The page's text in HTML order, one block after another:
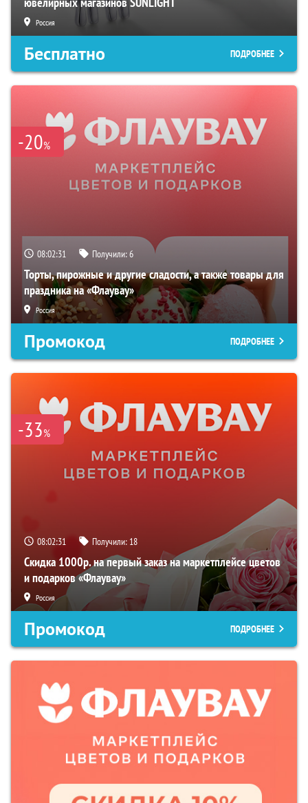
Россия
Бесплатно ПОДРОБНЕЕ
-20%
08:02:30 Получили:6
Торты, пирожные и другие сладости, а также товары для
праздника на «Флаувау»
Россия
Промокод ПОДРОБНЕЕ
-33%
08:02:30 Получили: 18
Скидка 1000р. на первый заказ на маркетплейсе цветов
и подарков «Флаувау»
Россия
Промокод ПОДРОБНЕЕ